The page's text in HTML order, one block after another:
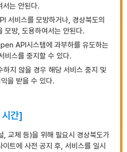
서는 안된다.
서비스를 모방하거나, 경상북도의
모방, 도용하여서는 안된다.
API시스템에 과부하를 유도하는
비스를 중지할 수 있다.
하지 않을 경우 해당 서비스 중지 및
을 받을 수 있다.
간]
, 교체 등)을 위해 필요시 경상북도가
트에 사전 공지 후, 서비스를 일시